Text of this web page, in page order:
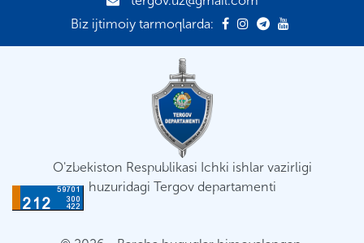
Biz ijtimoiy tarmoqlarda:
O'zbekiston Respublikasi Ichki ishlar vazirligi
huzuridagi Tergov departamenti